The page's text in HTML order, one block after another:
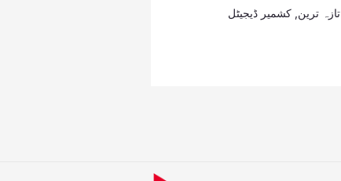
تازہ ترین کشمیر ڈیجیٹل